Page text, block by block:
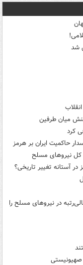
شد
میان طرفین
کرد
حاکمیت ایران بر هرمز
کل نیروهای مسلح
آستانه تغییر تاریخی؟
در نیروهای مسلح را